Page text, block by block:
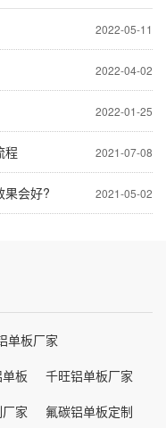
2022-05-11
2022-04-02
2022-01-25
2021-07-08
程
2021-05-02
果会好?
单板厂家
板
千旺铝单板厂家
家
氟碳铝单板定制